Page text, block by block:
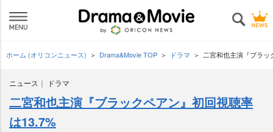
ホーム (オリコンニュース) Drama&Movie TOP ドラマ 二宮和也主演『ブラ
ニュース ドラマ
二宮和也主演『ブラックペアン』初回視聴率
は13.7%